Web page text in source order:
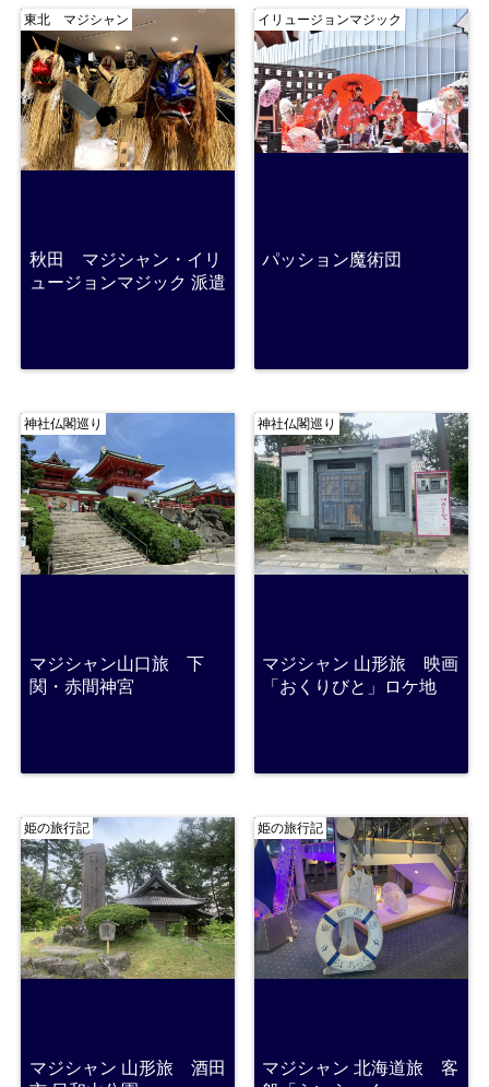
東北 マジシャン
秋田 マジシャン・イリ
ュージョンマジック 派遣
イリュージョンマジック
パッション魔術団
神社仏閣巡り
マジシャン山口旅 下
関・赤間神宮
神社仏閣巡り
マジシャン 山形旅 映画
「おくりびと」ロケ地
姫の旅行記
マジシャン 山形旅 酒田
姫の旅行記
マジシャン 北海道旅 客